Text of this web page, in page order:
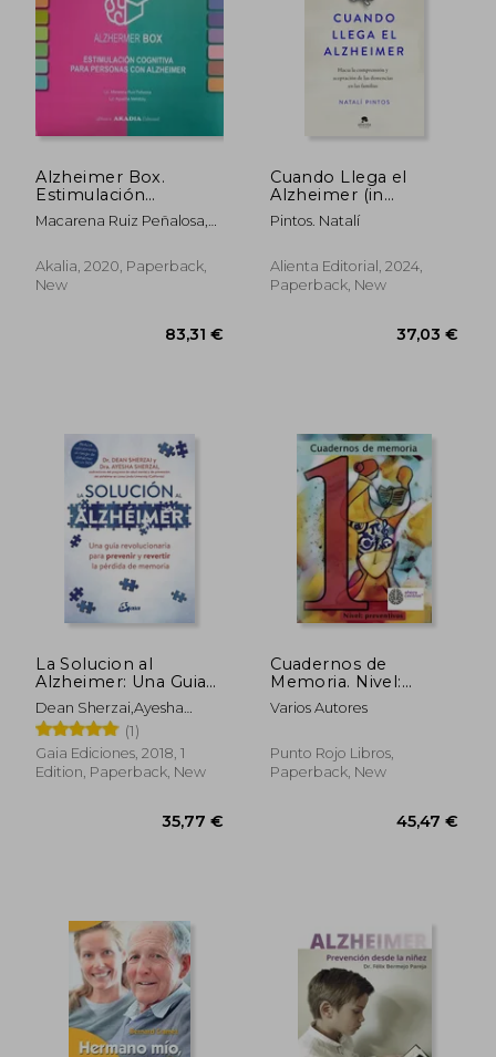
52,89 €
Alzheimer Box.
Estimulación
Cognitiva Para
Personas con
Spanish)
Macarena Ruiz Peñalosa,
Akalia, 2020, Paperback,
New
Cuando Llega el
Alzheimer (in
Spanish)
Pintos. Natalí
Alienta Editorial, 2024,
Paperback, New
La Solucion al
Alzheimer: Una Guia
Revolucionaria Para
Prevenir y Revertir la
Perdida de Memoria
(in Spanish)
Dean Sherzai,Ayesha
Sherzai
(1)
Gaia Ediciones, 2018, 1
Edition, Paperback, New
Cuadernos de
Memoria. Nivel:
Preventivos (in
Spanish)
Varios Autores
Punto Rojo Libros,
Paperback, New